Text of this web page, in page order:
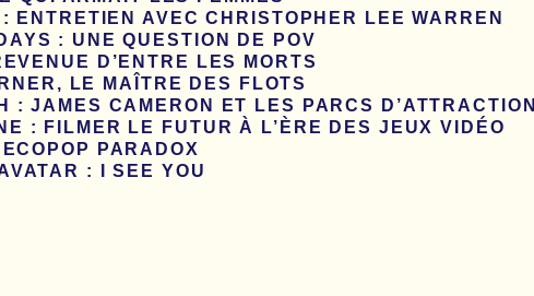
ENTRETIEN AVEC CHRISTOPHER LEE WARREN
: UNE QUESTION DE POV
D’ENTRE LES MORTS
LE MAÎTRE DES FLOTS
: JAMES CAMERON ET LES PARCS D’ATTRACTION
: FILMER LE FUTUR À L’ÈRE DES JEUX VIDÉO
ECOPOP PARADOX
: I SEE YOU